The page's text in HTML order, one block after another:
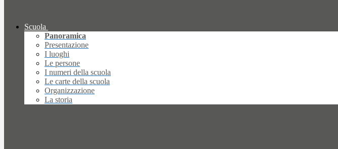
Scuola
Panoramica
Presentazione
I luoghi
Le persone
I numeri della scuola
Le carte della scuola
Organizzazione
La storia